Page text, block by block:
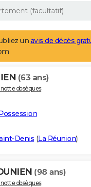
un avis de décès
(63 ans)
obsèques
Denis (La Réunion)
(98 ans)
obsèques